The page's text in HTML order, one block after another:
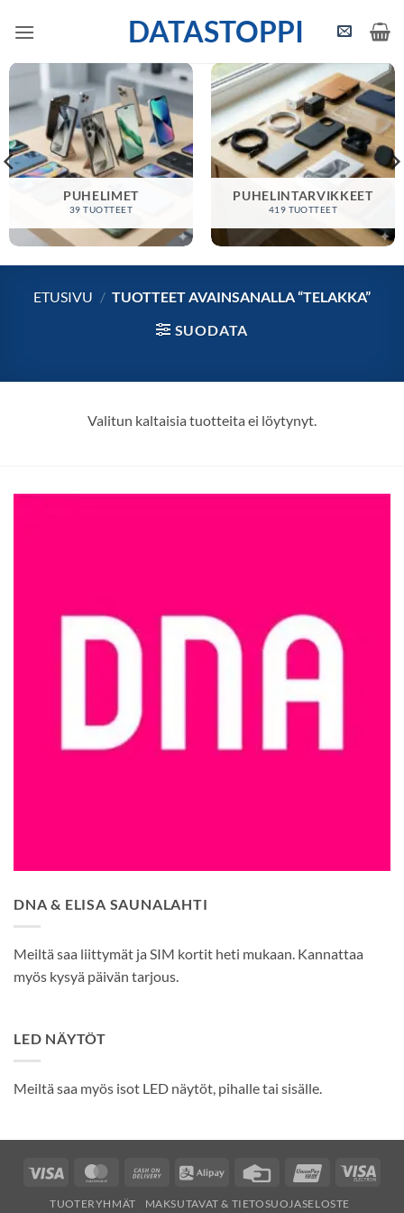
DATASTOPPI
PUHELIMET
39 TUOTTEET
PUHELINTARVIKKEET
419 TUOTTEET
ETUSIVU / TUOTTEET AVAINSANALLA “TELAKKA”
SUODATA
Valitun kaltaisia tuotteita ei löytynyt.
DNA & ELISA SAUNALAHTI
Meiltä saa liittymät ja SIM kortit heti mukaan. Kannattaa
myös kysyä päivän tarjous.
LED NÄYTÖT
Meiltä saa myös isot LED näytöt, pihalle tai sisälle.
Visa MasterCardCash
Alipay
Credit
UnionPayVisa
TUOTERYHMÄT
MAKSUTAVAT & TIETOSUOJASELOSTE